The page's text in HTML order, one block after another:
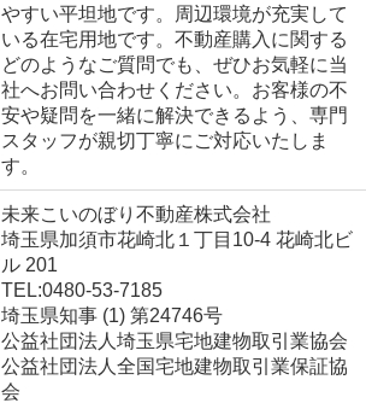
やすい平坦地です。周辺環境が充実して
いる在宅用地です。不動産購入に関する
どのようなご質問でも、ぜひお気軽に当
社へお問い合わせください。お客様の不
安や疑問を一緒に解決できるよう、専門
スタッフが親切丁寧にご対応いたしま
す。
未来こいのぼり不動産株式会社
埼玉県加須市花崎北１丁目10-4 花崎北ビ
ル 201
TEL:0480-53-7185
埼玉県知事 (1) 第24746号
公益社団法人埼玉県宅地建物取引業協会
公益社団法人全国宅地建物取引業保証協
会